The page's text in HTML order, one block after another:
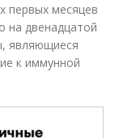
первых месяцев
на двенадцатой
являющиеся
к иммунной